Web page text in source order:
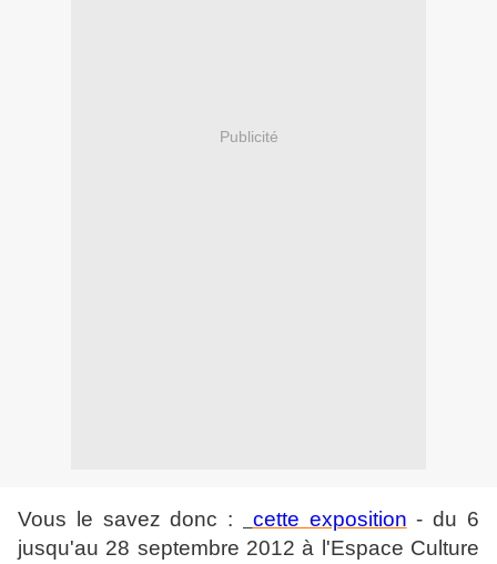
Publicité
Vous le savez donc : cette exposition - du 6
jusqu'au 28 septembre 2012 à l'Espace Culture